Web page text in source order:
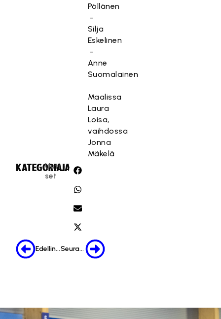
Pöllänen
-
Silja
Eskelinen
-
Anne
Suomalainen
Maalissa
Laura
Loisa,
vaihdossa
Jonna
Mäkelä
KATEGORIA:
Uuti
set
JAA:
Edellinen Seuraava